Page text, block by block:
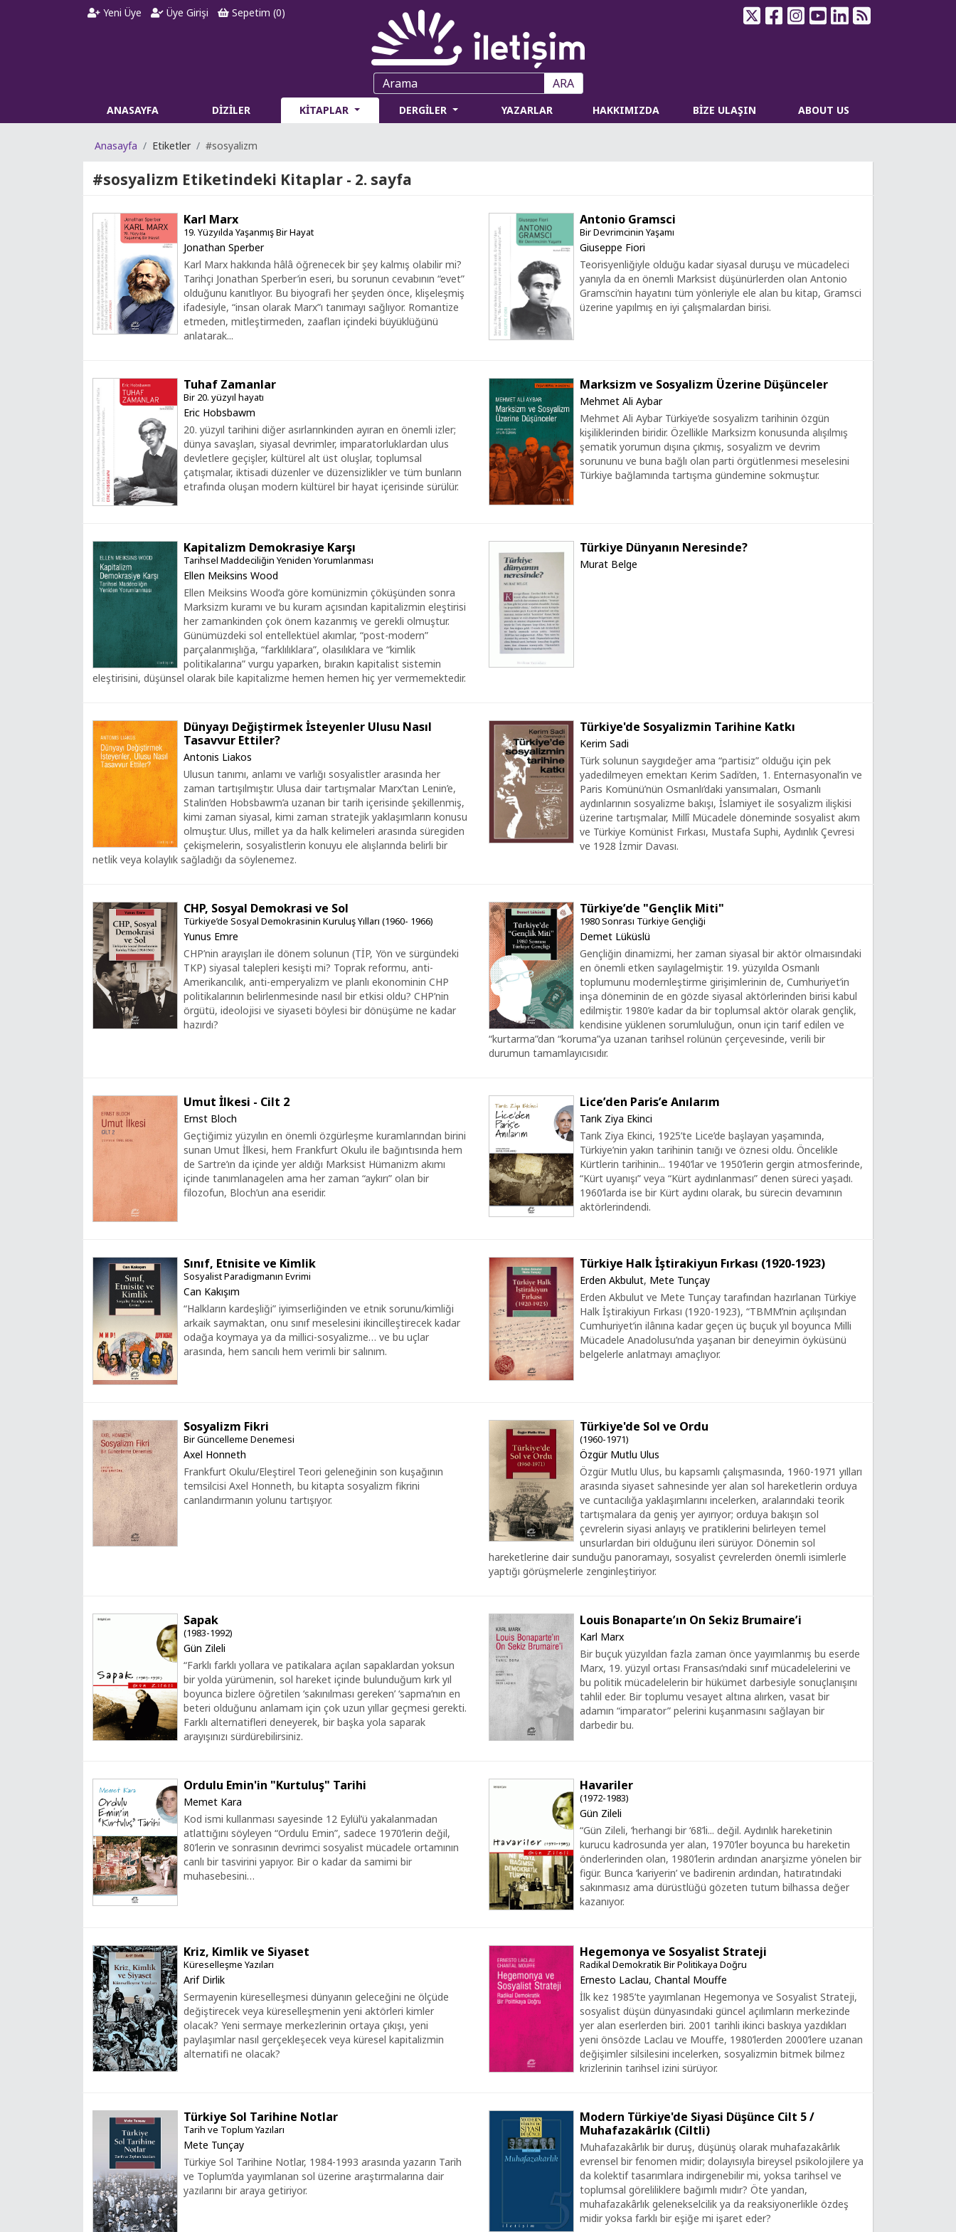
Yeni Üye Üye Girişi Sepetim (0)
ARA
ANASAYFA DİZİLER KİTAPLAR DERGİLER YAZARLAR HAKKIMIZDA BİZE ULAŞIN ABOUT US
Anasayfa Etiketler #sosyalizm
#sosyalizm Etiketindeki Kitaplar - 2. sayfa
Karl Marx
19. Yüzyılda Yaşanmış Bir Hayat
Jonathan Sperber
Karl Marx hakkında hâlâ öğrenecek bir şey kalmış olabilir mi?
Tarihçi Jonathan Sperber’in eseri, bu sorunun cevabının “evet”
olduğunu kanıtlıyor. Bu biyografi her şeyden önce, klişeleşmiş
ifadesiyle, “insan olarak Marx”ı tanımayı sağlıyor. Romantize
etmeden, mitleştirmeden, zaafları içindeki büyüklüğünü
anlatarak...
Antonio Gramsci
Bir Devrimcinin Yaşamı
Giuseppe Fiori
Teorisyenliğiyle olduğu kadar siyasal duruşu ve mücadeleci
yanıyla da en önemli Marksist düşünürlerden olan Antonio
Gramsci’nin hayatını tüm yönleriyle ele alan bu kitap, Gramsci
üzerine yapılmış en iyi çalışmalardan birisi.
Tuhaf Zamanlar
Bir 20. yüzyıl hayatı
Eric Hobsbawm
20. yüzyıl tarihini diğer asırlarınkinden ayıran en önemli izler;
dünya savaşları, siyasal devrimler, imparatorluklardan ulus
devletlere geçişler, kültürel alt üst oluşlar, toplumsal
çatışmalar, iktisadi düzenler ve düzensizlikler ve tüm bunların
etrafında oluşan modern kültürel bir hayat içerisinde sürülür.
Marksizm ve Sosyalizm Üzerine Düşünceler
Mehmet Ali Aybar
Mehmet Ali Aybar Türkiye’de sosyalizm tarihinin özgün
kişiliklerinden biridir. Özellikle Marksizm konusunda alışılmış
şematik yorumun dışına çıkmış, sosyalizm ve devrim
sorununu ve buna bağlı olan parti örgütlenmesi meselesini
Türkiye bağlamında tartışma gündemine sokmuştur.
Kapitalizm Demokrasiye Karşı
Tarihsel Maddeciliğin Yeniden Yorumlanması
Ellen Meiksins Wood
Ellen Meiksins Wood’a göre komünizmin çöküşünden sonra
Marksizm kuramı ve bu kuram açısından kapitalizmin eleştirisi
her zamankinden çok önem kazanmış ve gerekli olmuştur.
Günümüzdeki sol entellektüel akımlar, “post-modern”
parçalanmışlığa, “farklılıklara”, olasılıklara ve “kimlik
politikalarına” vurgu yaparken, bırakın kapitalist sistemin
eleştirisini, düşünsel olarak bile kapitalizme hemen hemen hiç yer vermemektedir.
Türkiye Dünyanın Neresinde?
Murat Belge
Dünyayı Değiştirmek İsteyenler Ulusu Nasıl
Tasavvur Ettiler?
Antonis Liakos
Ulusun tanımı, anlamı ve varlığı sosyalistler arasında her
zaman tartışılmıştır. Ulusa dair tartışmalar Marx’tan Lenin’e,
Stalin’den Hobsbawm’a uzanan bir tarih içerisinde şekillenmiş,
kimi zaman siyasal, kimi zaman stratejik yaklaşımların konusu
olmuştur. Ulus, millet ya da halk kelimeleri arasında süregiden
çekişmelerin, sosyalistlerin konuyu ele alışlarında belirli bir
netlik veya kolaylık sağladığı da söylenemez.
Türkiye'de Sosyalizmin Tarihine Katkı
Kerim Sadi
Türk solunun saygıdeğer ama “partisiz” olduğu için pek
yadedilmeyen emektarı Kerim Sadi’den, 1. Enternasyonal’in ve
Paris Komünü’nün Osmanlı’daki yansımaları, Osmanlı
aydınlarının sosyalizme bakışı, İslamiyet ile sosyalizm ilişkisi
üzerine tartışmalar, Millî Mücadele döneminde sosyalist akım
ve Türkiye Komünist Fırkası, Mustafa Suphi, Aydınlık Çevresi
ve 1928 İzmir Davası.
CHP, Sosyal Demokrasi ve Sol
Türkiye’de Sosyal Demokrasinin Kuruluş Yılları (1960- 1966)
Yunus Emre
CHP’nin arayışları ile dönem solunun (TİP, Yön ve sürgündeki
TKP) siyasal talepleri kesişti mi? Toprak reformu, anti-
Amerikancılık, anti-emperyalizm ve planlı ekonominin CHP
politikalarının belirlenmesinde nasıl bir etkisi oldu? CHP’nin
örgütü, ideolojisi ve siyaseti böylesi bir dönüşüme ne kadar
hazırdı?
Türkiye’de "Gençlik Miti"
1980 Sonrası Türkiye Gençliği
Demet Lüküslü
Gençliğin dinamizmi, her zaman siyasal bir aktör olmaısındaki
en önemli etken sayılagelmiştir. 19. yüzyılda Osmanlı
toplumunu modernleştirme girişimlerinin de, Cumhuriyet’in
inşa döneminin de en gözde siyasal aktörlerinden birisi kabul
edilmiştir. 1980’e kadar da bir toplumsal aktör olarak gençlik,
kendisine yüklenen sorumluluğun, onun için tarif edilen ve
“kurtarma”dan “koruma”ya uzanan tarihsel rolünün çerçevesinde, verili bir
durumun tamamlayıcısıdır.
Umut İlkesi - Cilt 2
Ernst Bloch
Geçtiğimiz yüzyılın en önemli özgürleşme kuramlarından birini
sunan Umut İlkesi, hem Frankfurt Okulu ile bağıntısında hem
de Sartre’ın da içinde yer aldığı Marksist Hümanizm akımı
içinde tanımlanagelen ama her zaman “aykırı” olan bir
filozofun, Bloch’un ana eseridir.
Lice’den Paris’e Anılarım
Tarık Ziya Ekinci
Tarık Ziya Ekinci, 1925’te Lice’de başlayan yaşamında,
Türkiye’nin yakın tarihinin tanığı ve öznesi oldu. Öncelikle
Kürtlerin tarihinin... 1940’lar ve 1950’lerin gergin atmosferinde,
“Kürt uyanışı” veya “Kürt aydınlanması” denen süreci yaşadı.
1960’larda ise bir Kürt aydını olarak, bu sürecin devamının
aktörlerindendi.
Sınıf, Etnisite ve Kimlik
Sosyalist Paradigmanın Evrimi
Can Kakışım
“Halkların kardeşliği” iyimserliğinden ve etnik sorunu/kimliği
arkaik saymaktan, onu sınıf meselesini ikincilleştirecek kadar
odağa koymaya ya da millici-sosyalizme… ve bu uçlar
arasında, hem sancılı hem verimli bir salınım.
Türkiye Halk İştirakiyun Fırkası (1920-1923)
Erden Akbulut, Mete Tunçay
Erden Akbulut ve Mete Tunçay tarafından hazırlanan Türkiye
Halk İştirakiyun Fırkası (1920-1923), “TBMM’nin açılışından
Cumhuriyet’in ilânına kadar geçen üç buçuk yıl boyunca Milli
Mücadele Anadolusu’nda yaşanan bir deneyimin öyküsünü
belgelerle anlatmayı amaçlıyor.
Sosyalizm Fikri
Bir Güncelleme Denemesi
Axel Honneth
Frankfurt Okulu/Eleştirel Teori geleneğinin son kuşağının
temsilcisi Axel Honneth, bu kitapta sosyalizm fikrini
canlandırmanın yolunu tartışıyor.
Türkiye'de Sol ve Ordu
(1960-1971)
Özgür Mutlu Ulus
Özgür Mutlu Ulus, bu kapsamlı çalışmasında, 1960-1971 yılları
arasında siyaset sahnesinde yer alan sol hareketlerin orduya
ve cuntacılığa yaklaşımlarını incelerken, aralarındaki teorik
tartışmalara da geniş yer ayırıyor; orduya bakışın sol
çevrelerin siyasi anlayış ve pratiklerini belirleyen temel
unsurlardan biri olduğunu ileri sürüyor. Dönemin sol
hareketlerine dair sunduğu panoramayı, sosyalist çevrelerden önemli isimlerle
yaptığı görüşmelerle zenginleştiriyor.
Sapak
(1983-1992)
Gün Zileli
“Farklı farklı yollara ve patikalara açılan sapaklardan yoksun
bir yolda yürümenin, sol hareket içinde bulunduğum kırk yıl
boyunca bizlere öğretilen ‘sakınılması gereken’ ‘sapma’nın en
beteri olduğunu anlamam için çok uzun yıllar geçmesi gerekti.
Farklı alternatifleri deneyerek, bir başka yola saparak
arayışınızı sürdürebilirsiniz.
Louis Bonaparte’ın On Sekiz Brumaire’i
Karl Marx
Bir buçuk yüzyıldan fazla zaman önce yayımlanmış bu eserde
Marx, 19. yüzyıl ortası Fransası’ndaki sınıf mücadelelerini ve
bu politik mücadelelerin bir hükümet darbesiyle sonuçlanışını
tahlil eder. Bir toplumu vesayet altına alırken, vasat bir
adamın “imparator” pelerini kuşanmasını sağlayan bir
darbedir bu.
Ordulu Emin'in "Kurtuluş" Tarihi
Memet Kara
Kod ismi kullanması sayesinde 12 Eylül’ü yakalanmadan
atlattığını söyleyen “Ordulu Emin”, sadece 1970’lerin değil,
80’lerin ve sonrasının devrimci sosyalist mücadele ortamının
canlı bir tasvirini yapıyor. Bir o kadar da samimi bir
muhasebesini…
Havariler
(1972-1983)
Gün Zileli
“Gün Zileli, ‘herhangi bir ‘68’li... değil. Aydınlık hareketinin
kurucu kadrosunda yer alan, 1970’ler boyunca bu hareketin
önderlerinden olan, 1980’lerin ardından anarşizme yönelen bir
figür. Bunca ‘kariyerin’ ve badirenin ardından, hatıratındaki
sakınmasız ama dürüstlüğü gözeten tutum bilhassa değer
kazanıyor.
Kriz, Kimlik ve Siyaset
Küreselleşme Yazıları
Arif Dirlik
Sermayenin küreselleşmesi dünyanın geleceğini ne ölçüde
değiştirecek veya küreselleşmenin yeni aktörleri kimler
olacak? Yeni sermaye merkezlerinin ortaya çıkışı, yeni
paylaşımlar nasıl gerçekleşecek veya küresel kapitalizmin
alternatifi ne olacak?
Hegemonya ve Sosyalist Strateji
Radikal Demokratik Bir Politikaya Doğru
Ernesto Laclau, Chantal Mouffe
İlk kez 1985’te yayımlanan Hegemonya ve Sosyalist Strateji,
sosyalist düşün dünyasındaki güncel açılımların merkezinde
yer alan eserlerden biri. 2001 tarihli ikinci baskıya yazdıkları
yeni önsözde Laclau ve Mouffe, 1980’lerden 2000’lere uzanan
değişimler silsilesini incelerken, sosyalizmin bitmek bilmez
krizlerinin tarihsel izini sürüyor.
Türkiye Sol Tarihine Notlar
Tarih ve Toplum Yazıları
Mete Tunçay
Türkiye Sol Tarihine Notlar, 1984-1993 arasında yazarın Tarih
ve Toplum’da yayımlanan sol üzerine araştırmalarına dair
yazılarını bir araya getiriyor.
Modern Türkiye'de Siyasi Düşünce Cilt 5 /
Muhafazakârlık (Ciltli)
Muhafazakârlık bir duruş, düşünüş olarak muhafazakârlık
evrensel bir fenomen midir; dolayısıyla bireysel psikolojilere ya
da kolektif tasarımlara indirgenebilir mi, yoksa tarihsel ve
toplumsal göreliliklere bağımlı mıdır? Öte yandan,
muhafazakârlık gelenekselcilik ya da reaksiyonerlikle özdeş
midir yoksa farklı bir eşiğe mi işaret eder?